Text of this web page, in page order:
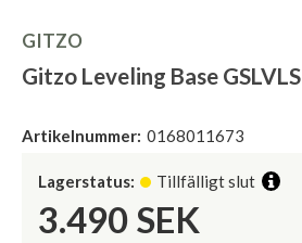
GITZO
Gitzo Leveling Base GSLVLS
Artikelnummer: 0168011673
Lagerstatus: Tillfälligt slut
3.490 SEK